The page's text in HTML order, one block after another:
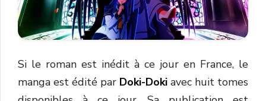
Si le roman est inédit à ce jour en France, le
manga est édité par Doki-Doki avec huit tomes